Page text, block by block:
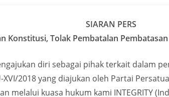
SIARAN PERS
Konstitusi, Tolak Pembatalan
diri sebagai pihak terkait dalam
2018 yang diajukan oleh Partai
melalui kuasa hukum kami INTEGRITY